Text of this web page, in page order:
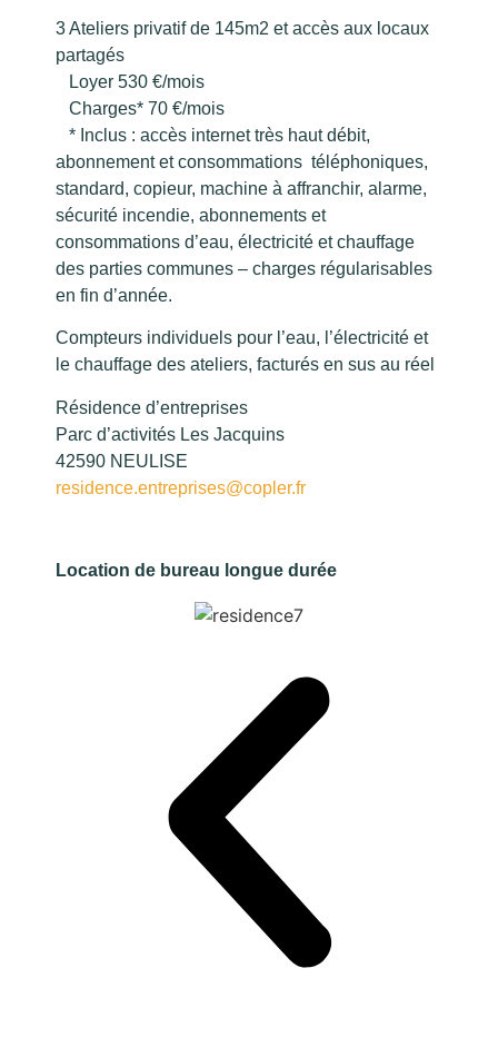
3 Ateliers privatif de 145m2 et accès aux locaux
partagés
Loyer 530 €/mois
Charges* 70 €/mois
* Inclus : accès internet très haut débit,
abonnement et consommations téléphoniques,
standard, copieur, machine à affranchir, alarme,
sécurité incendie, abonnements et
consommations d’eau, électricité et chauffage
des parties communes – charges régularisables
en fin d’année.
Compteurs individuels pour l’eau, l’électricité et
le chauffage des ateliers, facturés en sus au réel
Résidence d’entreprises
Parc d’activités Les Jacquins
42590 NEULISE
residence.entreprises@copler.fr
Location de bureau longue durée